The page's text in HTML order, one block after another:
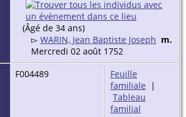
(Âgé de 34 ans)
▻ WARIN, Jean Baptiste Joseph m.
Mercredi 02 août 1752
F004489
Feuille
familiale |
Tableau
familial